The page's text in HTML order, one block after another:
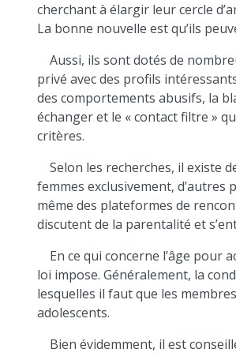
cherchant à élargir leur cercle
La bonne nouvelle est qu’ils
Aussi, ils sont dotés de
privé avec des profils
des comportements abusifs, la
échanger et le « contact filtre »
critères.
Selon les recherches, il existe
femmes exclusivement,
même des plateformes de
discutent de la parentalité et
En ce qui concerne l’âge pour
loi impose. Généralement, la
lesquelles il faut que les
adolescents.
Bien évidemment, il est